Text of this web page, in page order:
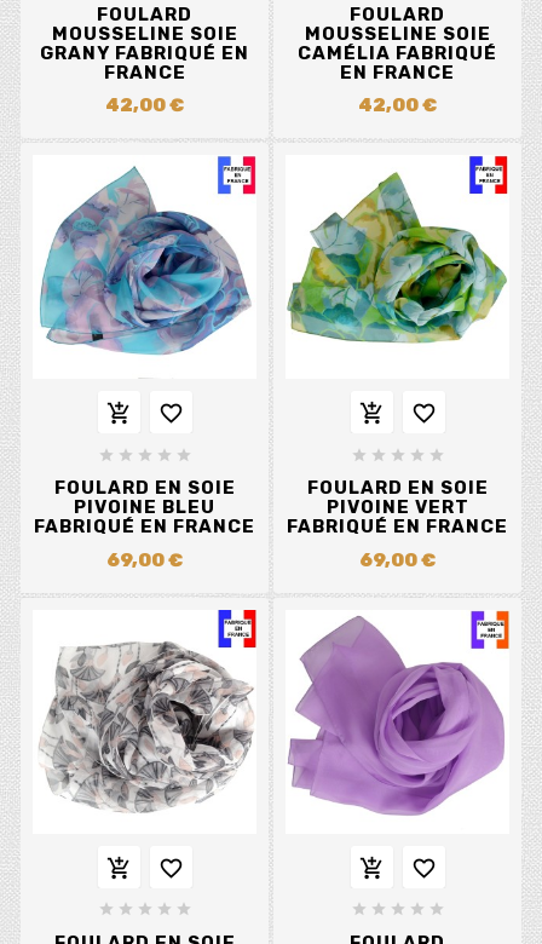
FOULARD
MOUSSELINE SOIE
GRANY FABRIQUÉ EN
FRANCE
42,00 €
FOULARD
MOUSSELINE SOIE
CAMÉLIA FABRIQUÉ
EN FRANCE
42,00 €
 
    
FOULARD EN SOIE
PIVOINE BLEU
FABRIQUÉ EN FRANCE
69,00 €
 
    
FOULARD EN SOIE
PIVOINE VERT
FABRIQUÉ EN FRANCE
69,00 €
 
    
 
    